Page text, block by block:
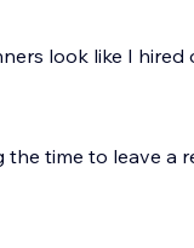
look like I hired
time to leave a